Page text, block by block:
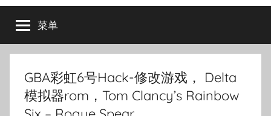
菜单
GBA彩虹6号Hack-修改游戏， Delta
模拟器rom，Tom Clancy’s Rainbow